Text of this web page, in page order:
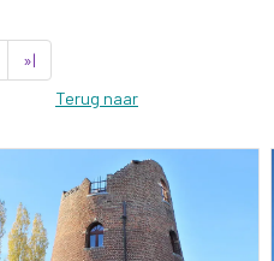
»|
Terug naar